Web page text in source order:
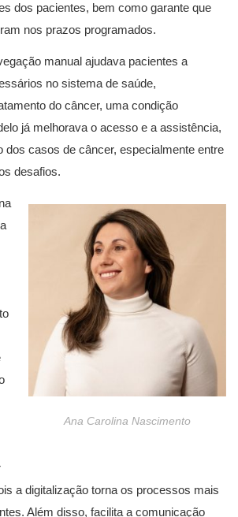
dos pacientes, bem como garante que
nos prazos programados.
manual ajudava pacientes a
no sistema de saúde,
do câncer, uma condição
já melhorava o acesso e a assistência,
dos casos de câncer, especialmente entre
desafios.
Ana Carolina Nascimento
a digitalização torna os processos mais
Além disso, facilita a comunicação